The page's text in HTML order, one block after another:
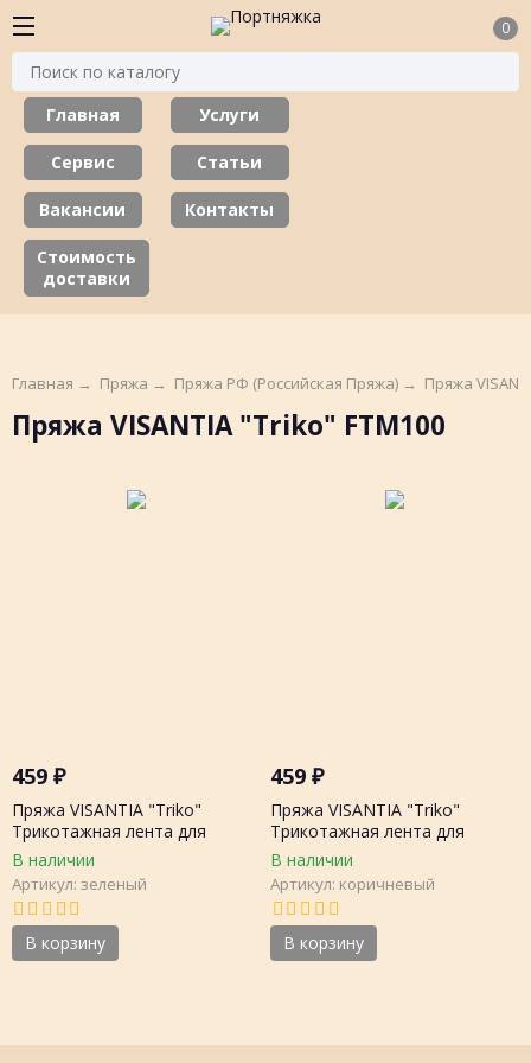
0
Главная Услуги
Сервис Статьи
Вакансии Контакты
Стоимость
доставки
Главная → Пряжа → Пряжа РФ (Российская Пряжа) → Пряжа
Пряжа VISANTIA "Triko" FTM100
459 ₽
Пряжа VISANTIA "Triko"
Трикотажная лента для
рукоделия 29% хл. 8% эл. 500г
20м, шт.
В наличии
Артикул: зеленый
В корзину
459₽
Пряжа VISANTIA "Triko"
Трикотажная лента для
рукоделия 29% хл. 8% эл. 500г
20м, шт.
В наличии
Артикул: коричневый
В корзину